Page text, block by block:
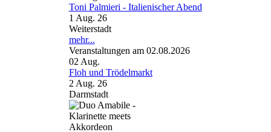
Toni Palmieri - Italienischer Abend
1 Aug. 26
Weiterstadt
mehr...
Veranstaltungen am 02.08.2026
02 Aug.
Floh und Trödelmarkt
2 Aug. 26
Darmstadt